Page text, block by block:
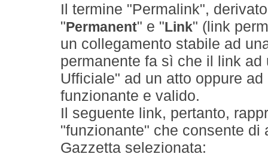
Il termine "Permalink",
" Permanent" e " Link" (link
un collegamento stabile ad
permanente fa sì che il link
Ufficiale" ad un atto oppure
funzionante e valido.
Il seguente link, pertanto,
"funzionante" che consente
Gazzetta selezionata: